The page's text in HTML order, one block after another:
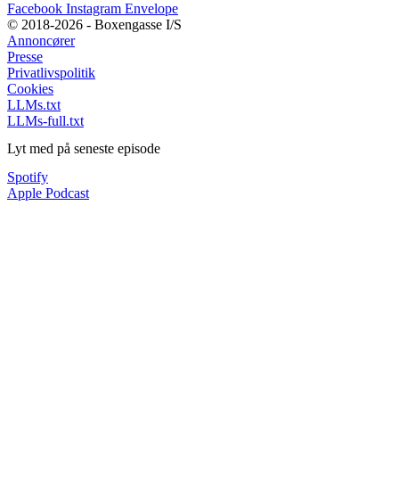
Facebook Instagram Envelope
© 2018-2026 - Boxengasse I/S
Annoncører
Presse
Privatlivspolitik
Cookies
LLMs.txt
LLMs-full.txt
Lyt med på seneste episode
Spotify
Apple Podcast